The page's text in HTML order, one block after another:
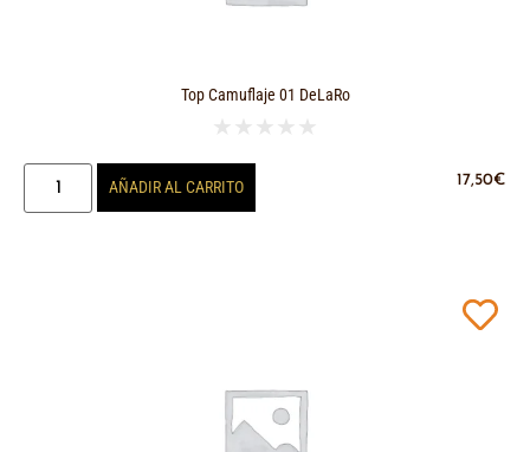
Top Camuflaje 01 DeLaRo
★ ★ ★ ★ ★
17,50€
AÑADIR AL CARRITO